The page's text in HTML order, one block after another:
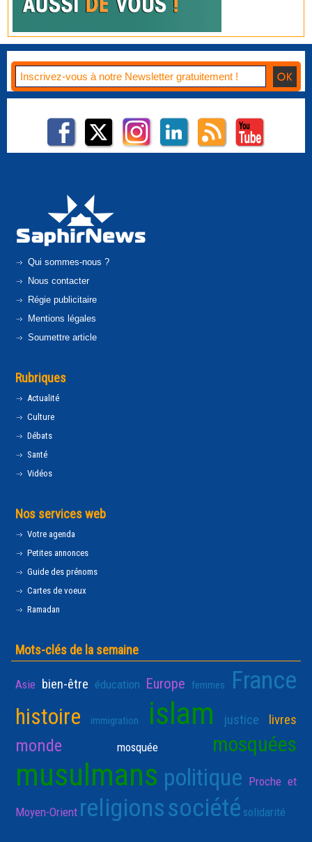
Qui sommes-nous ?
Nous contacter
Régie publicitaire
Mentions légales
Soumettre article
Rubriques
Actualité
Culture
Débats
Santé
Vidéos
Nos services web
Votre agenda
Petites annonces
Guide des prénoms
Cartes de voeux
Ramadan
Mots-clés de la semaine
Asie bien-être éducation Europe femmes France
histoire immigration islam justice livres
monde mosquée mosquées
musulmans politique Proche et
Moyen-Orient religionssociété solidarité